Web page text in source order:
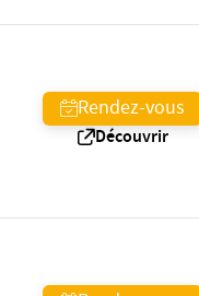
Rendez-vous
Découvrir